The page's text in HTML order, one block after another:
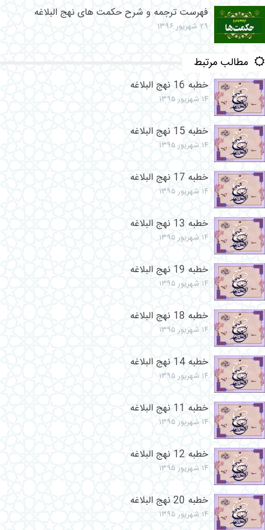
فهرست ترجمه و شرح حکمت های نهج البلاغه
۲۹ شهریور ۱۳۹۶
مطالب مرتبط
خطبه 16 نهج البلاغه
۱۴ شهریور ۱۳۹۵
خطبه 15 نهج البلاغه
۱۴ شهریور ۱۳۹۵
خطبه 17 نهج البلاغه
۱۴ شهریور ۱۳۹۵
خطبه 13 نهج البلاغه
۱۴ شهریور ۱۳۹۵
خطبه 19 نهج البلاغه
۱۴ شهریور ۱۳۹۵
خطبه 18 نهج البلاغه
۱۴ شهریور ۱۳۹۵
خطبه 14 نهج البلاغه
۱۴ شهریور ۱۳۹۵
خطبه 11 نهج البلاغه
۱۴ شهریور ۱۳۹۵
خطبه 12 نهج البلاغه
۱۴ شهریور ۱۳۹۵
خطبه 20 نهج البلاغه
۱۴ شهریور ۱۳۹۵